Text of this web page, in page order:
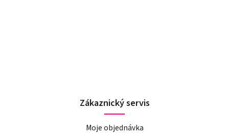
Zákaznický servis
Moje objednávka